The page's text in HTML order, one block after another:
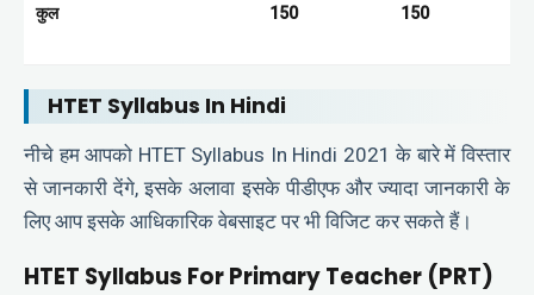
कुल 150 150
HTET Syllabus In Hindi
नीचे हम आपको HTET Syllabus In Hindi 2021 के बारे में विस्तार
से जानकारी देंगे, इसके अलावा इसके पीडीएफ और ज्यादा जानकारी के
लिए आप इसके आधिकारिक वेबसाइट पर भी विजिट कर सकते हैं।
HTET Syllabus For Primary Teacher (PRT)